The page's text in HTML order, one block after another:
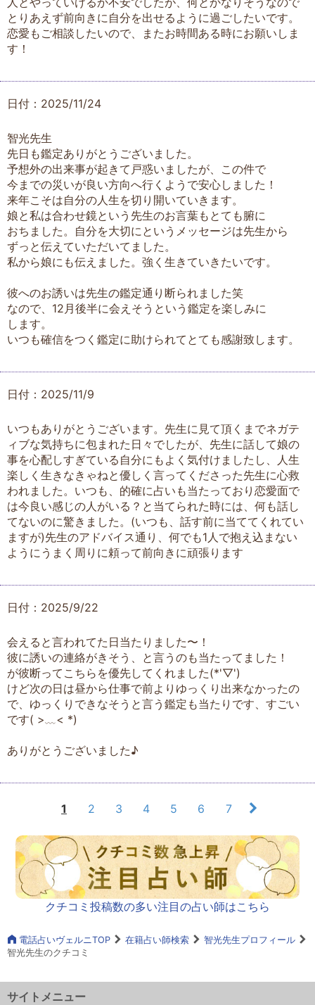
とりあえず前向きに自分を出せるように過ごしたいです。
恋愛もご相談したいので、またお時間ある時にお願いしま
す！
日付：2025/11/24
智光先生
先日も鑑定ありがとうございました。
予想外の出来事が起きて戸惑いましたが、この件で
今までの災いが良い方向へ行くようで安心しました！
来年こそは自分の人生を切り開いていきます。
娘と私は合わせ鏡という先生のお言葉もとても腑に
おちました。自分を大切にというメッセージは先生から
ずっと伝えていただいてました。
私から娘にも伝えました。強く生きていきたいです。
彼へのお誘いは先生の鑑定通り断られました笑
なので、12月後半に会えそうという鑑定を楽しみに
します。
いつも確信をつく鑑定に助けられてとても感謝致します。
日付：2025/11/9
いつもありがとうございます。先生に見て頂くまでネガテ
ィブな気持ちに包まれた日々でしたが、先生に話して娘の
事を心配しすぎている自分にもよく気付けましたし、人生
楽しく生きなきゃねと優しく言ってくださった先生に心救
われました。いつも、的確に占いも当たっており恋愛面で
は今良い感じの人がいる？と当てられた時には、何も話し
てないのに驚きました。(いつも、話す前に当ててくれてい
ますが)先生のアドバイス通り、何でも1人で抱え込まない
ようにうまく周りに頼って前向きに頑張ります
日付：2025/9/22
会えると言われてた日当たりました〜！
彼に誘いの連絡がきそう、と言うのも当たってました！
が彼断ってこちらを優先してくれました(*'▽')
けど次の日は昼から仕事で前よりゆっくり出来なかったの
で、ゆっくりできなそうと言う鑑定も当たりです、すごい
です( >﹏< *)
ありがとうございました♪
1 2 3 4 5 6 7
クチコミ投稿数の多い注目の占い師はこちら
電話占いヴェルニTOP 在籍占い師検索
智光先生プロフィール
智光先生のクチコミ
サイトメニュー